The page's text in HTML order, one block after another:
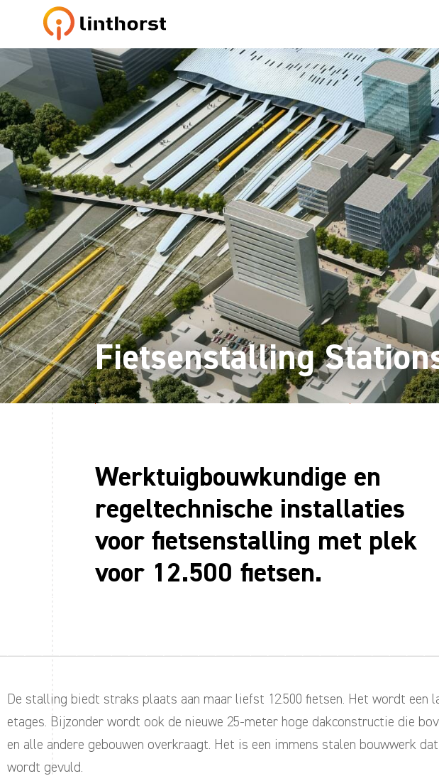
Fietsenstalling
Werktuigbouwkundige en
regeltechnische installaties
voor fietsenstalling met plek
voor 12.500 fietsen.
De stalling biedt straks plaats aan maar liefst 12.500 fietsen. Het wordt een
etages. Bijzonder wordt ook de nieuwe 25-meter hoge dakconstructie die
en alle andere gebouwen overkraagt. Het is een immens stalen bouwwerk
wordt gevuld.